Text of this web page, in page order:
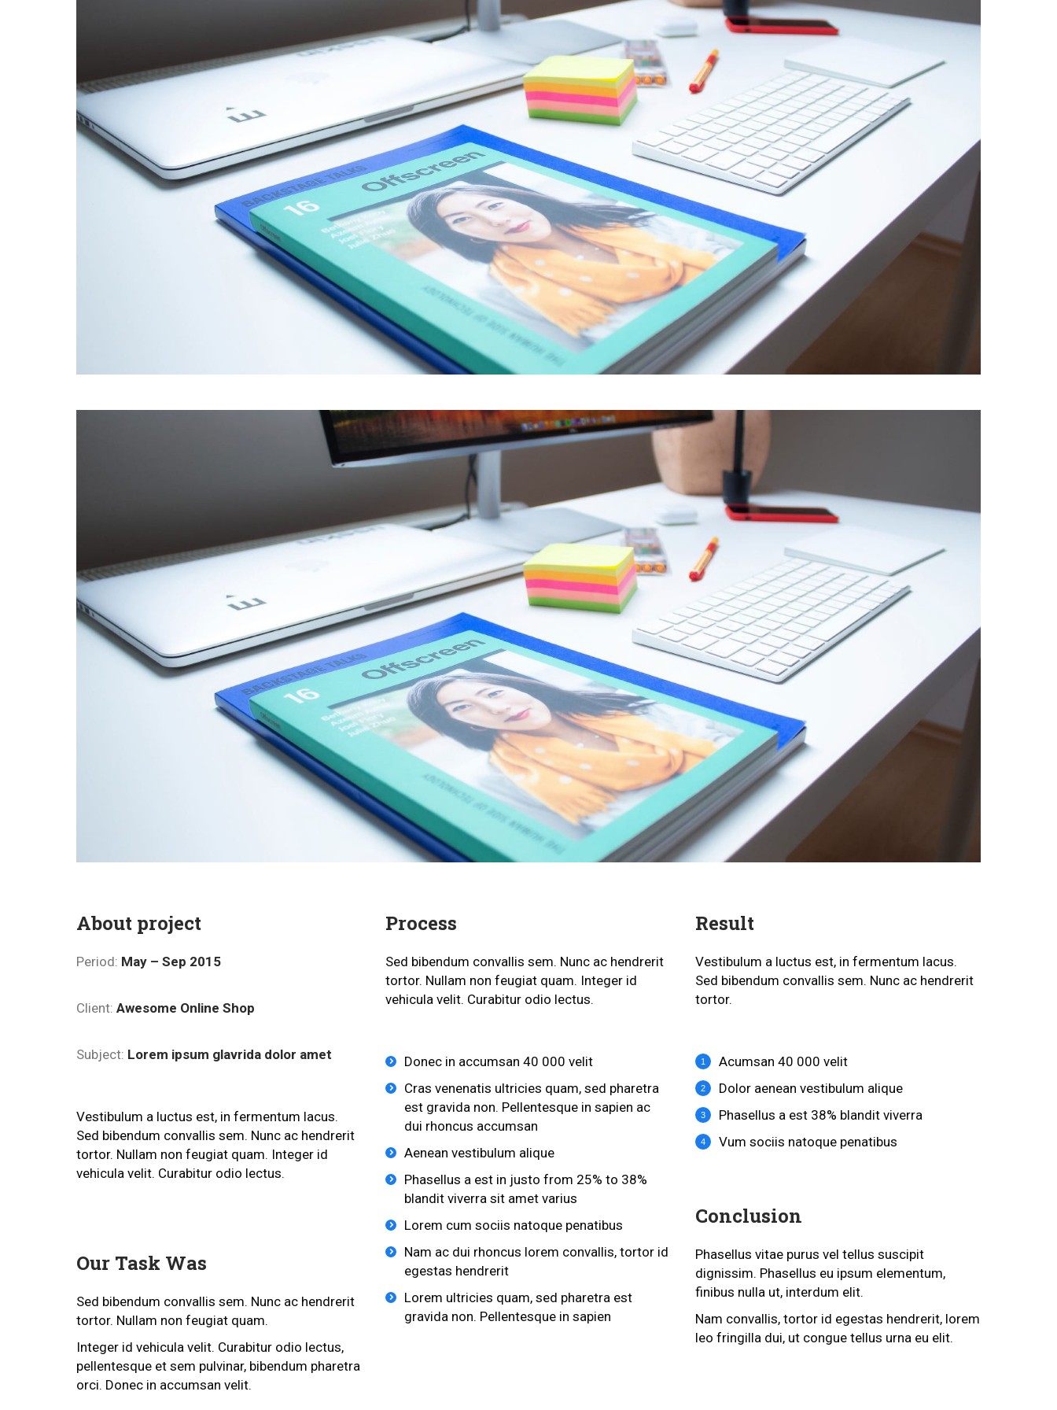
About project
Period: May – Sep 2015
Client: Awesome Online Shop
Subject: Lorem ipsum glavrida dolor amet
Vestibulum a luctus est, in fermentum lacus.
Sed bibendum convallis sem. Nunc ac hendrerit
tortor. Nullam non feugiat quam. Integer id
vehicula velit. Curabitur odio lectus.
Our Task Was
Sed bibendum convallis sem. Nunc ac hendrerit
tortor. Nullam non feugiat quam.
Integer id vehicula velit. Curabitur odio lectus,
pellentesque et sem pulvinar, bibendum pharetra
orci. Donec in accumsan velit.
Process
Sed bibendum convallis sem. Nunc ac hendrerit
tortor. Nullam non feugiat quam. Integer id
vehicula velit. Curabitur odio lectus.
Donec in accumsan 40 000 velit
Cras venenatis ultricies quam, sed pharetra
est gravida non. Pellentesque in sapien ac
dui rhoncus accumsan
Aenean vestibulum alique
Phasellus a est in justo from 25% to 38%
blandit viverra sit amet varius
Lorem cum sociis natoque penatibus
Nam ac dui rhoncus lorem convallis, tortor id
egestas hendrerit
Lorem ultricies quam, sed pharetra est
gravida non. Pellentesque in sapien
Result
Vestibulum a luctus est, in fermentum lacus.
Sed bibendum convallis sem. Nunc ac hendrerit
tortor.
Acumsan 40 000 velit
Dolor aenean vestibulum alique
Phasellus a est 38% blandit viverra
Vum sociis natoque penatibus
Conclusion
Phasellus vitae purus vel tellus suscipit
dignissim. Phasellus eu ipsum elementum,
finibus nulla ut, interdum elit.
Nam convallis, tortor id egestas hendrerit, lorem
leo fringilla dui, ut congue tellus urna eu elit.